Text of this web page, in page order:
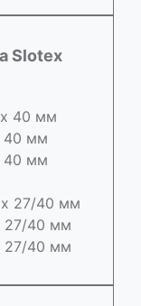
Slotex
40 мм
40 мм
40 мм
х 27/40 мм
27/40 мм
27/40 мм